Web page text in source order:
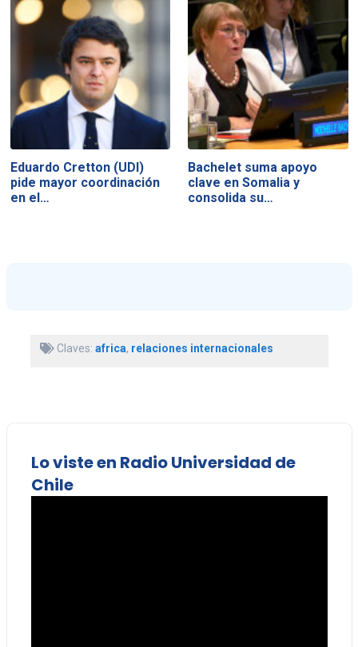
Eduardo Cretton (UDI)
pide mayor coordinación
en el…
Bachelet suma apoyo
clave en Somalia y
consolida su…
Claves: africa, relaciones internacionales
Lo viste en Radio Universidad de
Chile